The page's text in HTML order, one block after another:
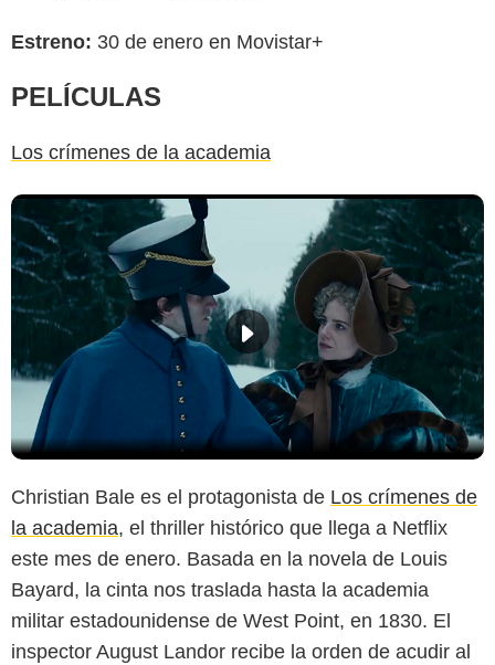
Estreno: 30 de enero en Movistar+
PELÍCULAS
Los crímenes de la academia
Christian Bale es el protagonista de Los crímenes de
la academia, el thriller histórico que llega a Netflix
este mes de enero. Basada en la novela de Louis
Bayard, la cinta nos traslada hasta la academia
militar estadounidense de West Point, en 1830. El
inspector August Landor recibe la orden de acudir al